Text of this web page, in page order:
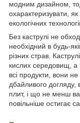
модним дизайном,
охарактеризувати,
екологічних
Без каструлі не
необхідний в будь-
різних страв.
кислих середовищ, а
всі продукти, вони
дбайливого догляду,
плит, і що не менш
повільніше остигає